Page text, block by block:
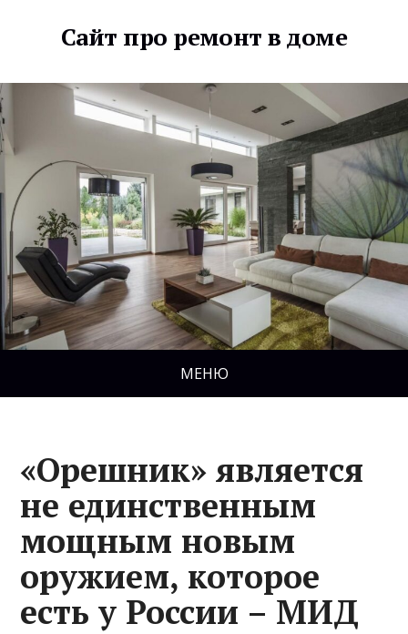
Сайт про ремонт в доме
МЕНЮ
«Орешник» является
не единственным
мощным новым
оружием, которое
есть у России – МИД